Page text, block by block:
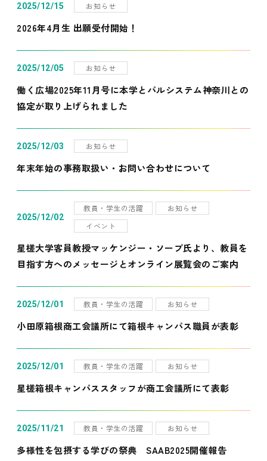
2025/12/15 お知らせ
2026年4月生 出願受付開始！
2025/12/05 お知らせ
働く広場2025年11月号に本学とパルシステム神奈川との
協定が取り上げられました
2025/12/03 お知らせ
年末年始の事務取扱い・お問い合わせについて
2025/12/02
教員・学生の活躍
お知らせ
イベント
星槎大学客員教授マッケンジー・ソープ氏より、教員を
目指す方へのメッセージとオンライン展覧会のご案内
2025/12/01 教員・学生の活躍 お知らせ
小田原箱根商工会議所にて箱根キャンパス職員が表彰
2025/12/01 教員・学生の活躍 お知らせ
星槎箱根キャンパススタッフが商工会議所にて表彰
2025/11/21 教員・学生の活躍 お知らせ
多様性を包摂する学びの祭典 SAAB2025開催報告